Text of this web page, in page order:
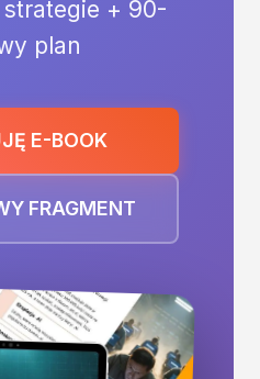
+ 90-
plan
E-BOOK
FRAGMENT